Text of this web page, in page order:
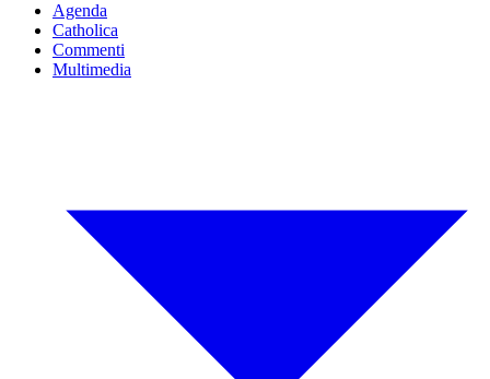
Agenda
Catholica
Commenti
Multimedia